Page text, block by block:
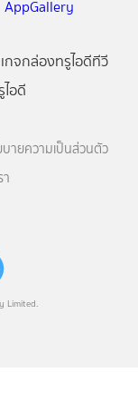
Limited.
กจกล่องทรูไอดีทีวี
อดี
บายความเป็นส่วนตัว